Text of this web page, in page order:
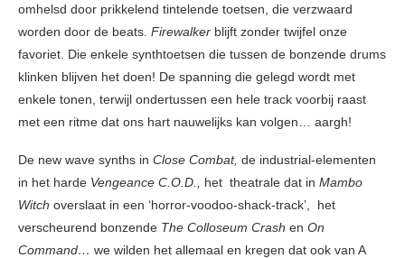
omhelsd door prikkelend tintelende toetsen, die verzwaard
worden door de beats. Firewalker blijft zonder twijfel onze
favoriet. Die enkele synthtoetsen die tussen de bonzende drums
klinken blijven het doen! De spanning die gelegd wordt met
enkele tonen, terwijl ondertussen een hele track voorbij raast
met een ritme dat ons hart nauwelijks kan volgen… aargh!
De new wave synths in Close Combat, de industrial-elementen
in het harde Vengeance C.O.D., het theatrale dat in Mambo
Witch overslaat in een ‘horror-voodoo-shack-track’, het
verscheurend bonzende The Colloseum Crash en On
Command… we wilden het allemaal en kregen dat ook van A